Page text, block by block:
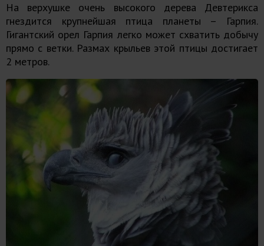
На верхушке очень высокого дерева Девтерикса
гнездится крупнейшая птица планеты – Гарпия.
Гигантский орел Гарпия легко может схватить добычу
прямо с ветки. Размах крыльев этой птицы достигает
2 метров.